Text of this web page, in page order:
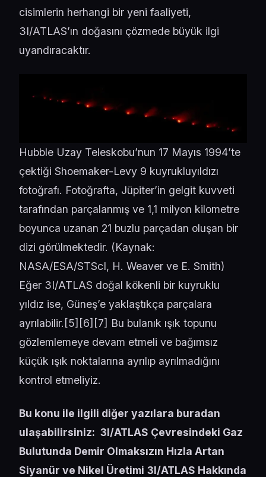
cisimlerin herhangi bir yeni faaliyeti,
3I/ATLAS’ın doğasını çözmede büyük ilgi
uyandıracaktır.
Hubble Uzay Teleskobu’nun 17 Mayıs 1994’te
çektiği Shoemaker-Levy 9 kuyrukluyıldızı
fotoğrafı. Fotoğrafta, Jüpiter’in gelgit kuvveti
tarafından parçalanmış ve 1,1 milyon kilometre
boyunca uzanan 21 buzlu parçadan oluşan bir
dizi görülmektedir. (Kaynak:
NASA/ESA/STScI, H. Weaver ve E. Smith)
Eğer 3I/ATLAS doğal kökenli bir kuyruklu
yıldız ise, Güneş’e yaklaştıkça parçalara
ayrılabilir.[5][6][7] Bu bulanık ışık topunu
gözlemlemeye devam etmeli ve bağımsız
küçük ışık noktalarına ayrılıp ayrılmadığını
kontrol etmeliyiz.
Bu konu ile ilgili diğer yazılara buradan
ulaşabilirsiniz: 3I/ATLAS Çevresindeki Gaz
Bulutunda Demir Olmaksızın Hızla Artan
Siyanür ve Nikel Üretimi 3I/ATLAS Hakkında